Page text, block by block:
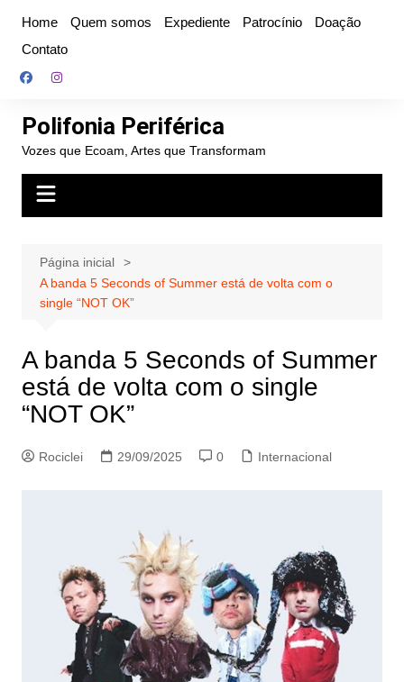
conteúdo
Home Quem somos Expediente Patrocínio
Doação
Contato
Polifonia Periférica
Vozes que Ecoam, Artes que Transformam
Página inicial
A banda 5 Seconds of Summer está de volta com o
single “NOT OK”
A banda 5 Seconds of Summer
está de volta com o single
“NOT OK”
Rociclei 29/09/2025 0 Internacional